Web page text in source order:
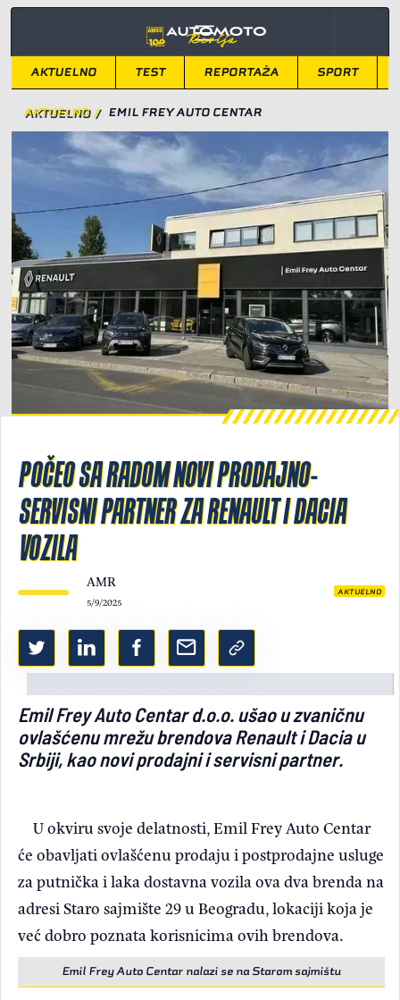
AKTUELNO TEST REPORTAŽA SPORT
AKTUELNO / EMIL FREY AUTO CENTAR
POČEO SA RADOM NOVI PRODAJNO-
SERVISNI PARTNER ZA RENAULT I DACIA
VOZILA
AMR
5/9/2025
AKTUELNO
Emil Frey Auto Centar d.o.o. ušao u zvaničnu
ovlašćenu mrežu brendova Renault i Dacia u
Srbiji, kao novi prodajni i servisni partner.
U okviru svoje delatnosti, Emil Frey Auto Centar
će obavljati ovlašćenu prodaju i postprodajne usluge
za putnička i laka dostavna vozila ova dva brenda na
adresi Staro sajmište 29 u Beogradu, lokaciji koja je
već dobro poznata korisnicima ovih brendova.
Emil Frey Auto Centar nalazi se na Starom sajmištu